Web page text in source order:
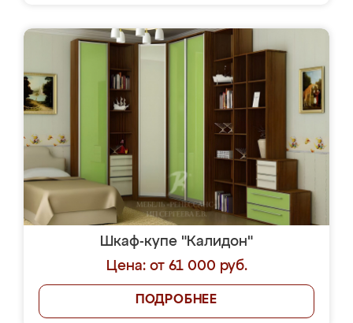
Шкаф-купе "Калидон"
Цена: от 61 000 руб.
ПОДРОБНЕЕ